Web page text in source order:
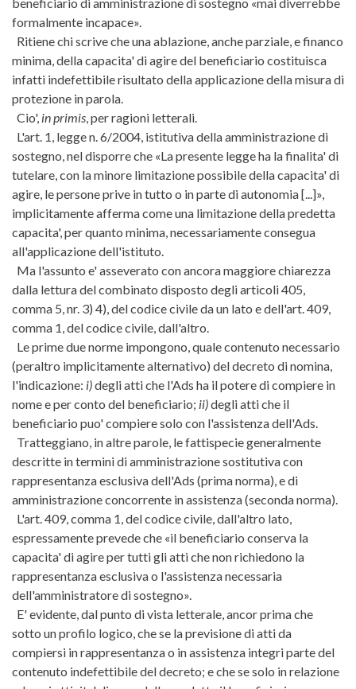
formalmente incapace».
Ritiene chi scrive che una ablazione, anche parziale, e financo
minima, della capacita' di agire del beneficiario costituisca
infatti indefettibile risultato della applicazione della misura di
protezione in parola.
Cio', in primis, per ragioni letterali.
L'art. 1, legge n. 6/2004, istitutiva della amministrazione di
sostegno, nel disporre che «La presente legge ha la finalita' di
tutelare, con la minore limitazione possibile della capacita' di
agire, le persone prive in tutto o in parte di autonomia [...]»,
implicitamente afferma come una limitazione della predetta
capacita', per quanto minima, necessariamente consegua
all'applicazione dell'istituto.
Ma l'assunto e' asseverato con ancora maggiore chiarezza
dalla lettura del combinato disposto degli articoli 405,
comma 5, nr. 3) 4), del codice civile da un lato e dell'art. 409,
comma 1, del codice civile, dall'altro.
Le prime due norme impongono, quale contenuto necessario
(peraltro implicitamente alternativo) del decreto di nomina,
l'indicazione: i)degli atti che l'Ads ha il potere di compiere in
nome e per conto del beneficiario; ii)degli atti che il
beneficiario puo' compiere solo con l'assistenza dell'Ads.
Tratteggiano, in altre parole, le fattispecie generalmente
descritte in termini di amministrazione sostitutiva con
rappresentanza esclusiva dell'Ads (prima norma), e di
amministrazione concorrente in assistenza (seconda norma).
L'art. 409, comma 1, del codice civile, dall'altro lato,
espressamente prevede che «il beneficiario conserva la
capacita' di agire per tutti gli atti che non richiedono la
rappresentanza esclusiva o l'assistenza necessaria
dell'amministratore di sostegno».
E' evidente, dal punto di vista letterale, ancor prima che
sotto un profilo logico, che se la previsione di atti da
compiersi in rappresentanza o in assistenza integri parte del
contenuto indefettibile del decreto; e che se solo in relazione